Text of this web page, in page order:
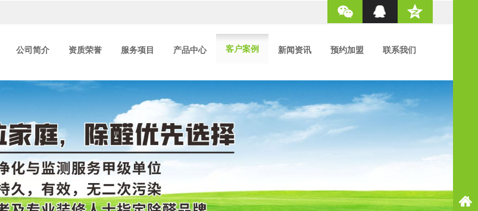
公司简介 资质荣誉 服务项目 产品中心 客户案例 新闻资讯 预约加盟 联系我们